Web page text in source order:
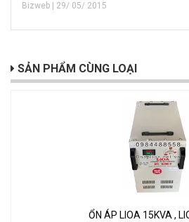
Bizweb | 29/ 05/ 2015
SẢN PHẨM CÙNG LOẠI
ỔN ÁP LIOA 15KVA ,